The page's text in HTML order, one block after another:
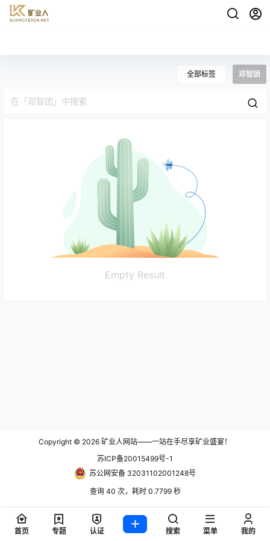
全部标签 邓智团
Empty Result
Copyright © 2026 矿业人网站——一站在手尽享矿业盛宴！
苏ICP备20015499号-1
苏公网安备 32031102001248号
查询 40 次，耗时 0.7799 秒
首页 专题 认证 搜索 菜单 我的